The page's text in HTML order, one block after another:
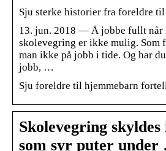
Sju sterke historier fra foreldre til
13. jun. 2018 — Å jobbe fullt når
skolevegring er ikke mulig. Som
man ikke på jobb i tide. Og har
jobb, …
Sju foreldre til hjemmebarn
Skolevegring
som syr puter